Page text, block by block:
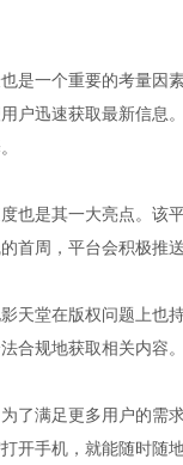
是一个重要的考量因
户迅速获取最新信息
也是其一大亮点。
首周，平台会积极推
天堂在版权问题上
合规地获取相关内容
了满足更多用户的
开手机，就能随时随